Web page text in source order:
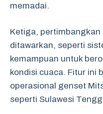
memadai.
Ketiga,
ditawarkan, seperti
kemampuan untuk
kondisi cuaca. Fitur ini
operasional genset
seperti Sulawesi